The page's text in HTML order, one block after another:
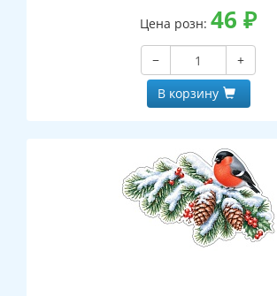
Цена розн: 46 ₽
−
+
В корзину